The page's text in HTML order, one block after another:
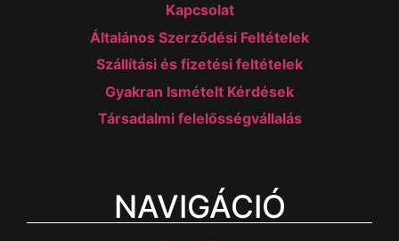
Kapcsolat
Általános Szerződési Feltételek
Szállítási és fizetési feltételek
Gyakran Ismételt Kérdések
Társadalmi felelősségvállalás
NAVIGÁCIÓ